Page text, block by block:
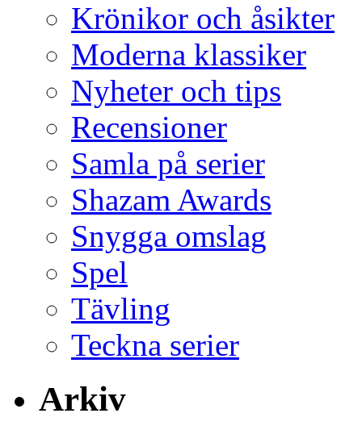
Krönikor och åsikter
Moderna klassiker
Nyheter och tips
Recensioner
Samla på serier
Shazam Awards
Snygga omslag
Spel
Tävling
Teckna serier
Arkiv